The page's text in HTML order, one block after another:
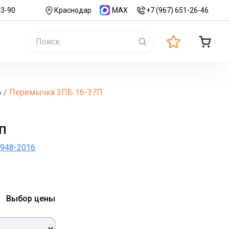
90 Краснодар MAX +7 (967) 651-26-46
/ Перемычка 3ПБ 16-37П
2016
Выбор цены